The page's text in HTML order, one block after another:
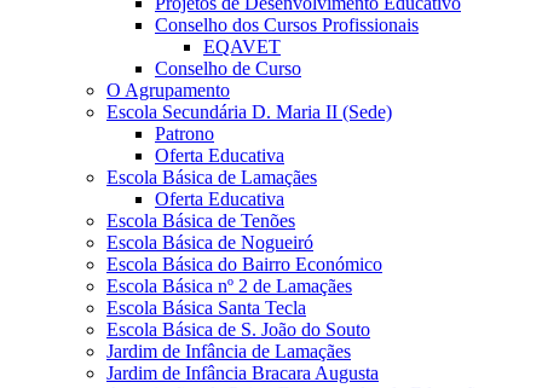
Conselho dos Cursos Profissionais
EQAVET
Conselho de Curso
O Agrupamento
Escola Secundária D. Maria II (Sede)
Patrono
Oferta Educativa
Escola Básica de Lamaçães
Oferta Educativa
Escola Básica de Tenões
Escola Básica de Nogueiró
Escola Básica do Bairro Económico
Escola Básica nº 2 de Lamaçães
Escola Básica Santa Tecla
Escola Básica de S. João do Souto
Jardim de Infância de Lamaçães
Jardim de Infância Bracara Augusta